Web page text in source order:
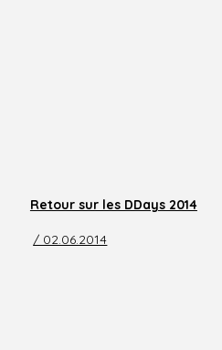
Retour sur les DDays 2014
/ 02.06.2014